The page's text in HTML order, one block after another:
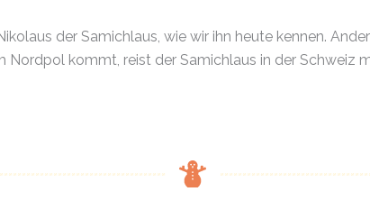
der Samichlaus, wie wir ihn heute kennen.
kommt, reist der Samichlaus in der Schweiz